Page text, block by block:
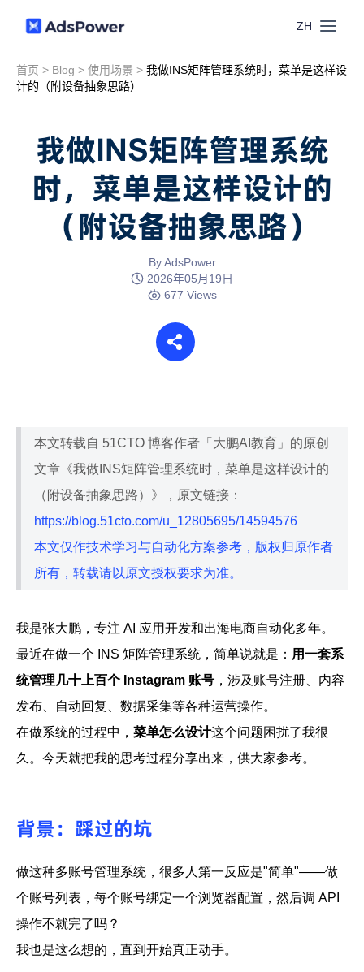
ZH
功能
窗口同步
RPA
云手机
联盟营销
跨境电商
流量套利
票务管理
SEO & SERP
博客中心
RPA模板
推广返现
首页 > Blog > 使用场景 > 我做INS矩阵管理系统时，菜单是这样设
计的（附设备抽象思路）
我做INS矩阵管理系统
时，菜单是这样设计的
（附设备抽象思路）
By AdsPower
2026年05月19日
677 Views
本文转载自 51CTO 博客作者「大鹏AI教育」的原创
文章《我做INS矩阵管理系统时，菜单是这样设计的
（附设备抽象思路）》，原文链接：
https://blog.51cto.com/u_12805695/14594576
本文仅作技术学习与自动化方案参考，版权归原作者
所有，转载请以原文授权要求为准。
我是张大鹏，专注 AI 应用开发和出海电商自动化多年。
最近在做一个 INS 矩阵管理系统，简单说就是： 用一套系
统管理几十上百个 Instagram 账号 ，涉及账号注册、内容
发布、自动回复、数据采集等各种运营操作。
在做系统的过程中， 菜单怎么设计这个问题困扰了我很
久。今天就把我的思考过程分享出来，供大家参考。
背景：踩过的坑
做这种多账号管理系统，很多人第一反应是"简单"——做
个账号列表，每个账号绑定一个浏览器配置，然后调 API
操作不就完了吗？
我也是这么想的，直到开始真正动手。